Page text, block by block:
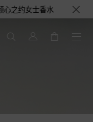
约女士香水随行装1.5ML